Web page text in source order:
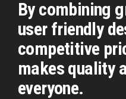
By combining
user friendly
competitive
makes quality
everyone.